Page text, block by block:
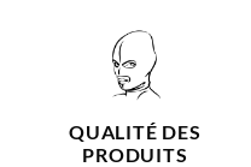
QUALITÉ DES
PRODUITS